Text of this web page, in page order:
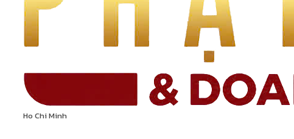
Ho Chi Minh